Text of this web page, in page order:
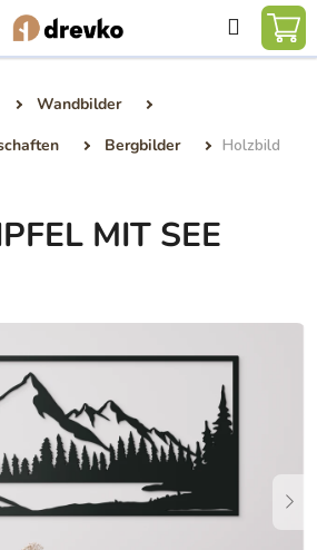
Suchen
Wandbilder
Bergbilder
Holzbild
MIT SEE